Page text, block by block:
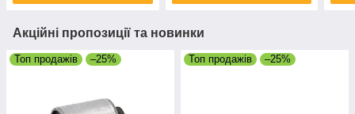
Акційні пропозиції та новинки
Топ продажів –25% Топ продажів –25%